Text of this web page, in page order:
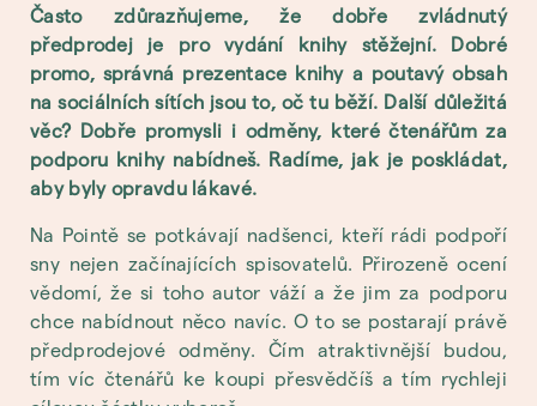
Často zdůrazňujeme, že dobře zvládnutý
předprodej je pro vydání knihy stěžejní. Dobré
promo, správná prezentace knihy a poutavý obsah
na sociálních sítích jsou to, oč tu běží. Další důležitá
věc? Dobře promysli i odměny, které čtenářům za
podporu knihy nabídneš. Radíme, jak je poskládat,
aby byly opravdu lákavé.
Na Pointě se potkávají nadšenci, kteří rádi podpoří
sny nejen začínajících spisovatelů. Přirozeně ocení
vědomí, že si toho autor váží a že jim za podporu
chce nabídnout něco navíc. O to se postarají právě
předprodejové odměny. Čím atraktivnější budou,
tím víc čtenářů ke koupi přesvědčíš a tím rychleji